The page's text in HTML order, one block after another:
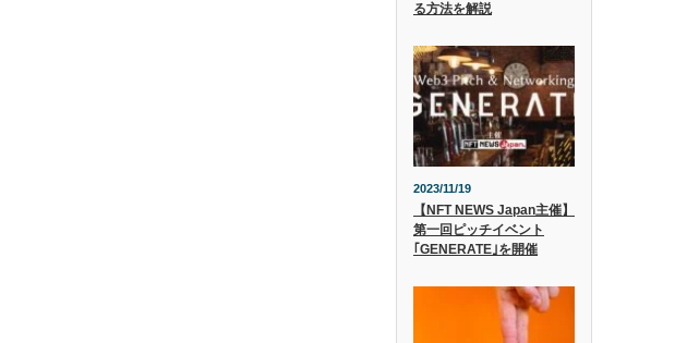
る方法を解説
2023/11/19
【NFT NEWS Japan主催】
第一回ピッチイベント
｢GENERATE｣を開催